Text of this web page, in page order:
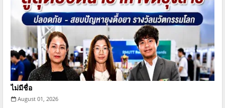
ไม่มีชื่อ
August 01, 2026